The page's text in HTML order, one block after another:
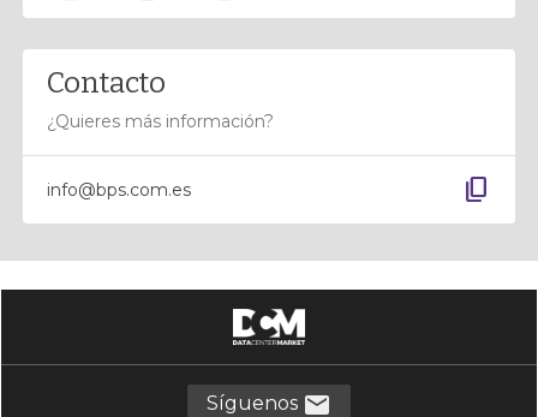
Contacto
¿Quieres más información?
info@bps.com.es content_copy
Síguenos